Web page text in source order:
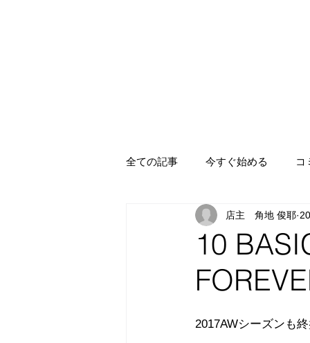
全ての記事 今すぐ始める コ
10
店主 角地 俊耶
2017AWシーズンも